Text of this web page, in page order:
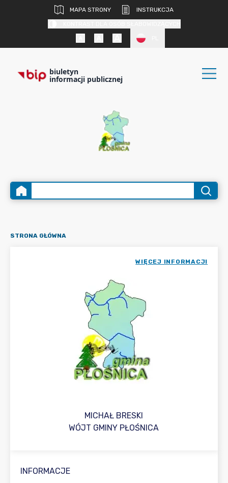
MAPA STRONY
INSTRUKCJA
biuletyn
informacji publicznej
STRONA GŁÓWNA
MICHAŁ BRESKI
WIĘCEJ INFORMACJI
WÓJT GMINY PŁOŚNICA
INFORMACJE